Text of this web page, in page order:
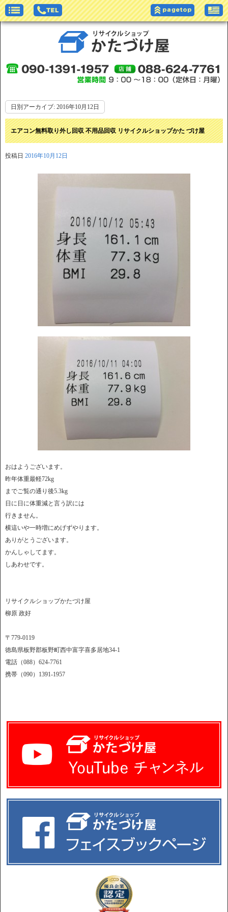
日別アーカイブ: 2016年10月12日
エアコン無料取り外し回収 不用品回収 リサイクルショップかた づけ屋
投稿日 2016年10月12日
おはようございます。
昨年体重最軽72kg
までご覧の通り後5.3kg
日に日に体重減と言う訳には
行きません。
横這いや一時増にめげずやります。
ありがとうございます。
かんしゃしてます。
しあわせです。
リサイクルショップかたづけ屋
柳原 政好
〒779-0119
徳島県板野郡板野町西中富字喜多居地34-1
電話（088）624-7761
携帯（090）1391-1957